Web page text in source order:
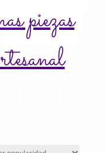
piezas